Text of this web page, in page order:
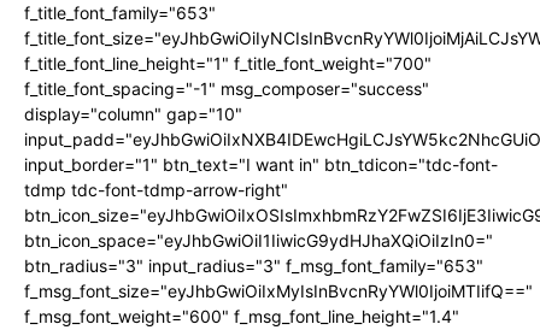
f_title_font_family="653"
f_title_font_line_height="1" f_title_font_weight="700"
f_title_font_spacing="-1" msg_composer="success"
display="column" gap="10"
input_border="1" btn_text="I want in" btn_tdicon="tdc-font-
tdmp tdc-font-tdmp-arrow-right"
btn_icon_space="eyJhbGwiOiI1IiwicG9ydHJhaXQiOiIzIn0="
btn_radius="3" input_radius="3" f_msg_font_family="653"
f_msg_font_size="eyJhbGwiOiIxMyIsInBvcnRyYWl0IjoiMTIifQ=="
f_msg_font_weight="600" f_msg_font_line_height="1.4"